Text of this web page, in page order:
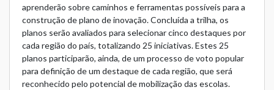
aprenderão sobre caminhos e ferramentas possíveis para a
construção de plano de inovação. Concluída a trilha, os
planos serão avaliados para selecionar cinco destaques por
cada região do país, totalizando 25 iniciativas. Estes 25
planos participarão, ainda, de um processo de voto popular
para definição de um destaque de cada região, que será
reconhecido pelo potencial de mobilização das escolas.